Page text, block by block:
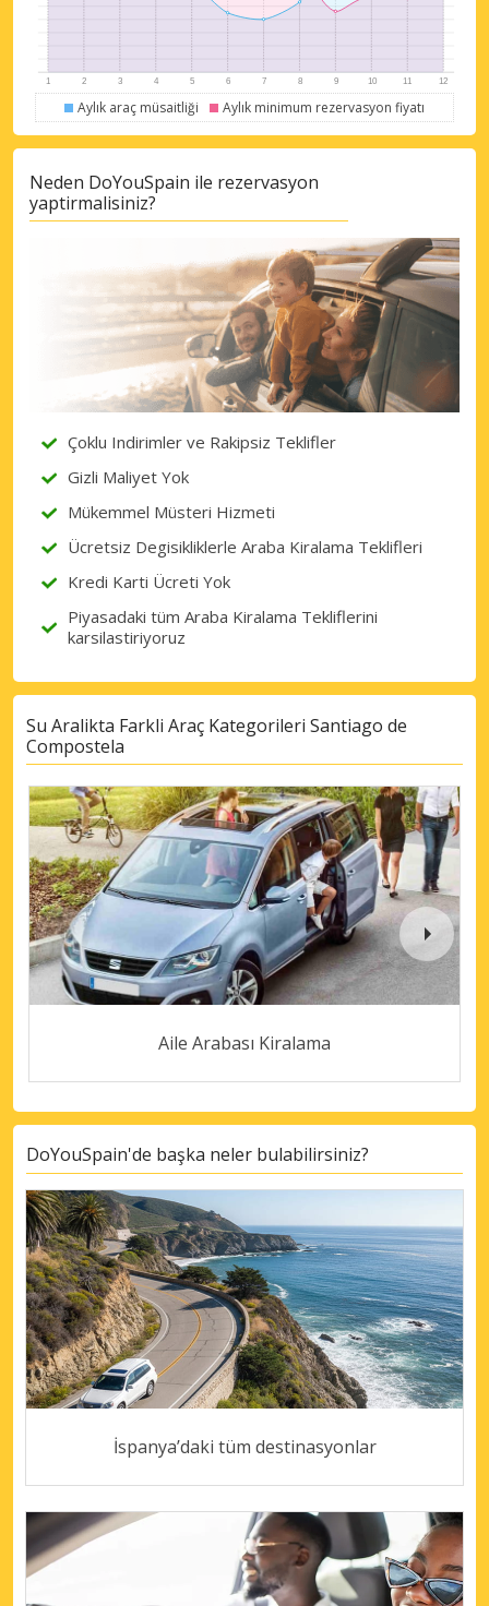
Aylık araç müsaitliği Aylık minimum rezervasyon fiyatı
Neden DoYouSpain ile rezervasyon
yaptirmalisiniz?
Çoklu Indirimler ve Rakipsiz Teklifler
Gizli Maliyet Yok
Mükemmel Müsteri Hizmeti
Ücretsiz Degisikliklerle Araba Kiralama Teklifleri
Kredi Karti Ücreti Yok
Piyasadaki tüm Araba Kiralama Tekliflerini
karsilastiriyoruz
Su Aralikta Farkli Araç Kategorileri Santiago de
Compostela
Aile Arabası Kiralama
DoYouSpain'de başka neler bulabilirsiniz?
İspanya’daki tüm destinasyonlar